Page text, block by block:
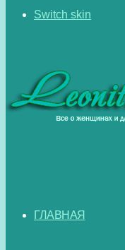
Switch skin
ГЛАВНАЯ